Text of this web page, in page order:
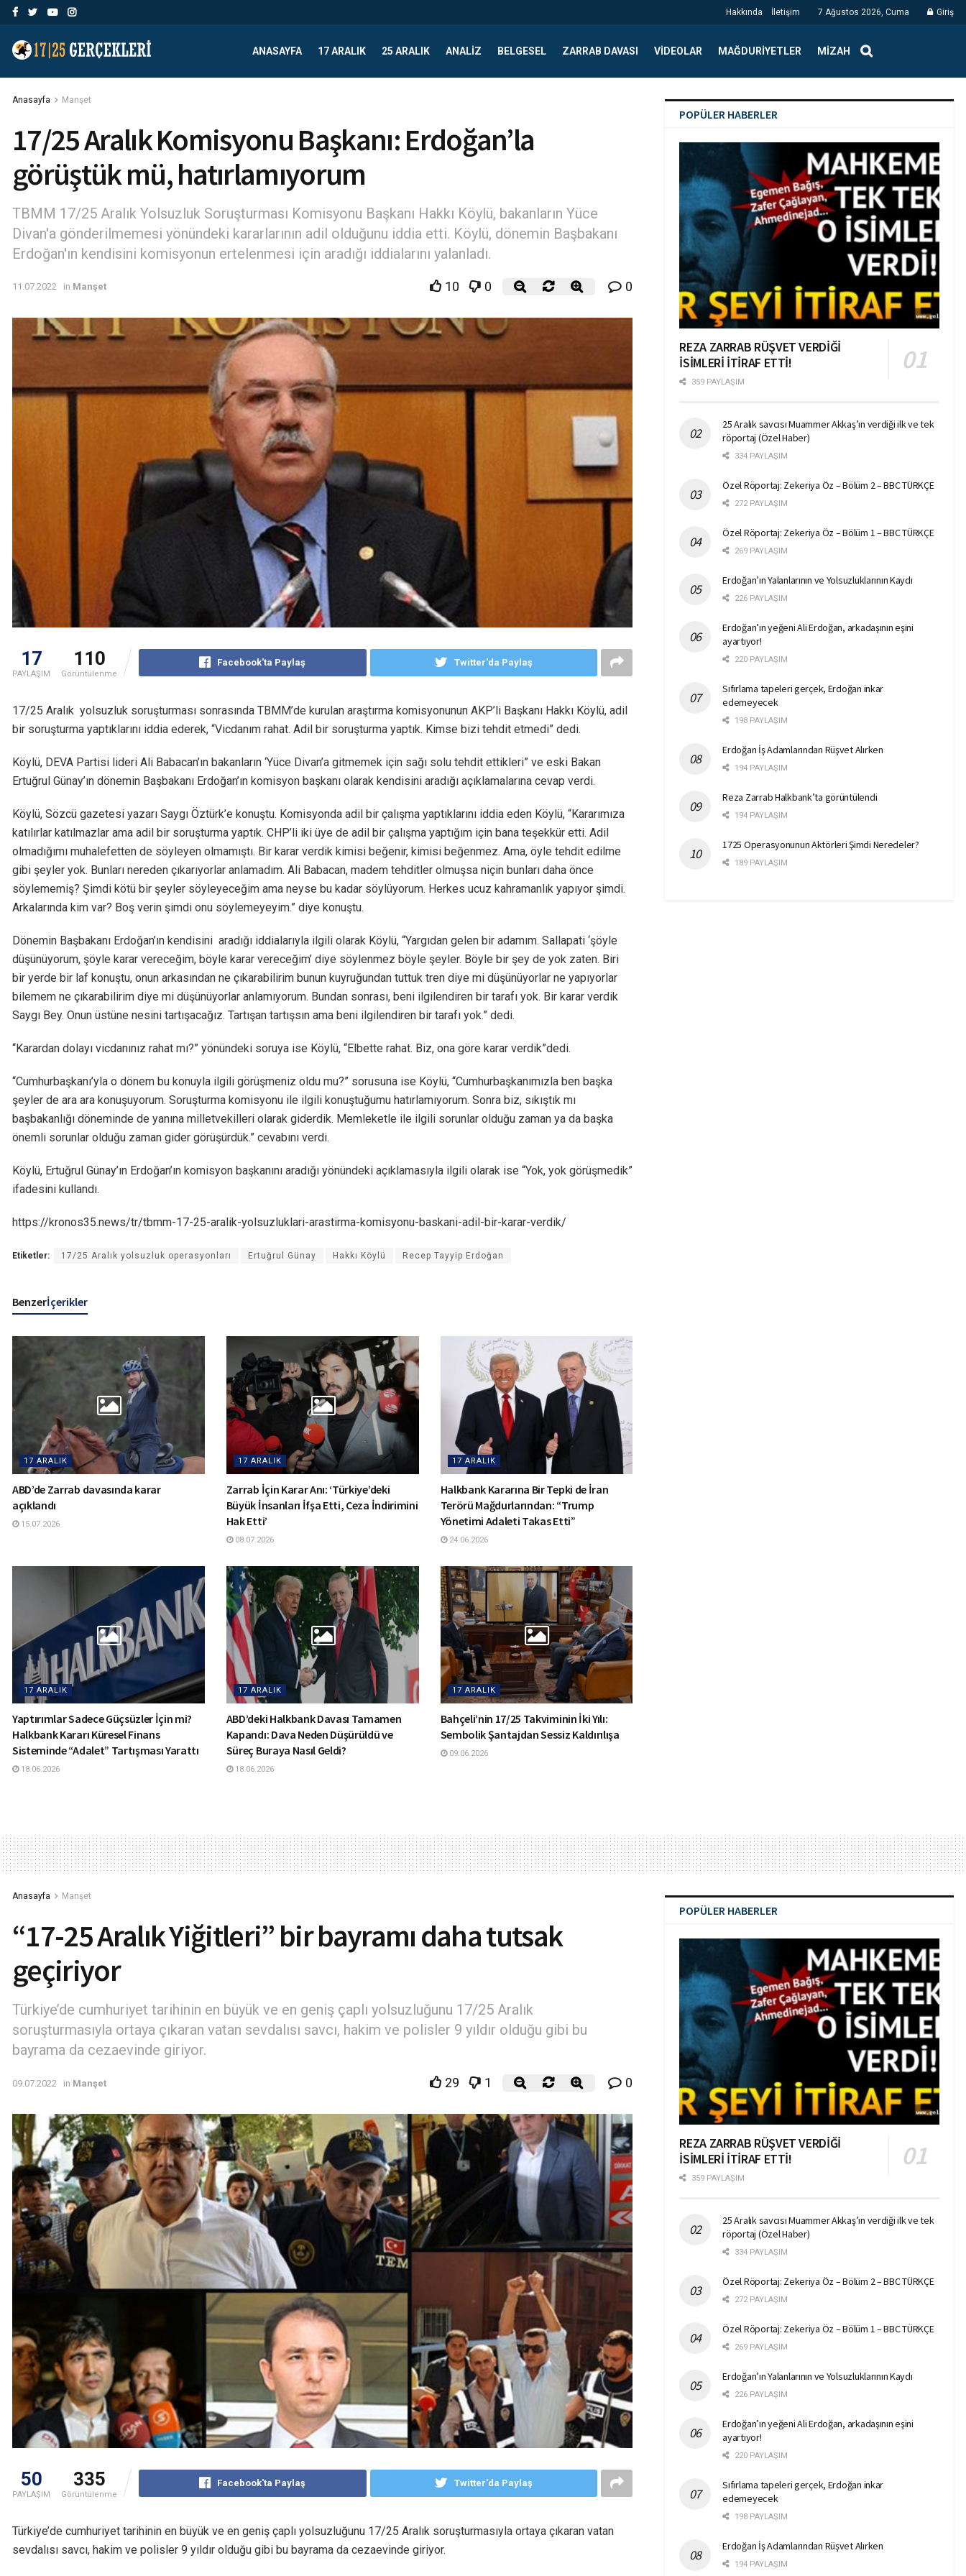
Hakkında İletişim 7 Ağustos 2026, Cuma Giriş
ANASAYFA 17 ARALIK 25 ARALIK ANALIZ BELGESEL ZARRAB DAVASI VIDEOLAR MAĞDURIYETLER MIZAH
Anasayfa Manşet
17/25 Aralık Komisyonu Başkanı: Erdoğan’la
görüştük mü, hatırlamıyorum
TBMM 17/25 Aralık Yolsuzluk Soruşturması Komisyonu Başkanı Hakkı Köylü, bakanların Yüce
Divan'a gönderilmemesi yönündeki kararlarının adil olduğunu iddia etti. Köylü, dönemin Başbakanı
Erdoğan'ın kendisini komisyonun ertelenmesi için aradığı iddialarını yalanladı.
11.07.2022 in Manşet 10 0 0
17
PAYLAŞIM
110
Görüntülenme
Facebook'ta Paylaş Twitter'da Paylaş
17/25 Aralık yolsuzluk soruşturması sonrasında TBMM’de kurulan araştırma komisyonunun AKP’li Başkanı Hakkı Köylü, adil
bir soruşturma yaptıklarını iddia ederek, “Vicdanım rahat. Adil bir soruşturma yaptık. Kimse bizi tehdit etmedi” dedi.
Köylü, DEVA Partisi lideri Ali Babacan’ın bakanların ‘Yüce Divan’a gitmemek için sağı solu tehdit ettikleri” ve eski Bakan
Ertuğrul Günay’ın dönemin Başbakanı Erdoğan’ın komisyon başkanı olarak kendisini aradığı açıklamalarına cevap verdi.
Köylü, Sözcü gazetesi yazarı Saygı Öztürk’e konuştu. Komisyonda adil bir çalışma yaptıklarını iddia eden Köylü, “Kararımıza
katılırlar katılmazlar ama adil bir soruşturma yaptık. CHP’li iki üye de adil bir çalışma yaptığım için bana teşekkür etti. Adil
olmadığımı muhalefetten de söyleyen olmamıştı. Bir karar verdik kimisi beğenir, kimisi beğenmez. Ama, öyle tehdit edilme
gibi şeyler yok. Bunları nereden çıkarıyorlar anlamadım. Ali Babacan, madem tehditler olmuşsa niçin bunları daha önce
söylememiş? Şimdi kötü bir şeyler söyleyeceğim ama neyse bu kadar söylüyorum. Herkes ucuz kahramanlık yapıyor şimdi.
Arkalarında kim var? Boş verin şimdi onu söylemeyeyim.” diye konuştu.
Dönemin Başbakanı Erdoğan’ın kendisini aradığı iddialarıyla ilgili olarak Köylü, “Yargıdan gelen bir adamım. Sallapati ‘şöyle
düşünüyorum, şöyle karar vereceğim, böyle karar vereceğim’ diye söylenmez böyle şeyler. Böyle bir şey de yok zaten. Biri
bir yerde bir laf konuştu, onun arkasından ne çıkarabilirim bunun kuyruğundan tuttuk tren diye mi düşünüyorlar ne yapıyorlar
bilemem ne çıkarabilirim diye mi düşünüyorlar anlamıyorum. Bundan sonrası, beni ilgilendiren bir tarafı yok. Bir karar verdik
Saygı Bey. Onun üstüne nesini tartışacağız. Tartışan tartışsın ama beni ilgilendiren bir tarafı yok.” dedi.
“Karardan dolayı vicdanınız rahat mı?” yönündeki soruya ise Köylü, “Elbette rahat. Biz, ona göre karar verdik”dedi.
“Cumhurbaşkanı’yla o dönem bu konuyla ilgili görüşmeniz oldu mu?” sorusuna ise Köylü, “Cumhurbaşkanımızla ben başka
şeyler de ara ara konuşuyorum. Soruşturma komisyonu ile ilgili konuştuğumu hatırlamıyorum. Sonra biz, sıkıştık mı
başbakanlığı döneminde de yanına milletvekilleri olarak giderdik. Memleketle ile ilgili sorunlar olduğu zaman ya da başka
önemli sorunlar olduğu zaman gider görüşürdük.” cevabını verdi.
Köylü, Ertuğrul Günay’ın Erdoğan’ın komisyon başkanını aradığı yönündeki açıklamasıyla ilgili olarak ise “Yok, yok görüşmedik”
ifadesini kullandı.
https://kronos35.news/tr/tbmm-17-25-aralik-yolsuzluklari-arastirma-komisyonu-baskani-adil-bir-karar-verdik/
Etiketler: 17/25 Aralık yolsuzluk operasyonları Ertuğrul Günay Hakkı Köylü Recep Tayyip Erdoğan
Benzerİçerikler
17 ARALIK
ABD’de Zarrab davasında karar
açıklandı
15.07.2026
17 ARALIK
Zarrab İçin Karar Anı: ‘Türkiye’deki
Büyük İnsanları İfşa Etti, Ceza İndirimini
Hak Etti’
08.07.2026
17 ARALIK
Halkbank Kararına Bir Tepki de İran
Terörü Mağdurlarından: “Trump
Yönetimi Adaleti Takas Etti”
24.06.2026
17 ARALIK
Yaptırımlar Sadece Güçsüzler İçin mi?
Halkbank Kararı Küresel Finans
Sisteminde “Adalet” Tartışması Yarattı
18.06.2026
17 ARALIK
ABD’deki Halkbank Davası Tamamen
Kapandı: Dava Neden Düşürüldü ve
Süreç Buraya Nasıl Geldi?
18.06.2026
17 ARALIK
Bahçeli’nin 17/25 Takviminin İki Yılı:
Sembolik Şantajdan Sessiz Kaldırılışa
09.06.2026
POPÜLER HABERLER
REZA ZARRAB RÜŞVET VERDİĞİ
İSİMLERİ İTİRAF ETTİ!
359 PAYLAŞIM
25 Aralık savcısı Muammer Akkaş’ın verdiği ilk ve tek
röportaj (Özel Haber)
334 PAYLAŞIM
Özel Röportaj: Zekeriya Öz – Bölüm 2 – BBC TÜRKÇE
272 PAYLAŞIM
Özel Röportaj: Zekeriya Öz – Bölüm 1 – BBC TÜRKÇE
269 PAYLAŞIM
Erdoğan’ın Yalanlarının ve Yolsuzluklarının Kaydı
226 PAYLAŞIM
Erdoğan’ın yeğeni Ali Erdoğan, arkadaşının eşini
ayartıyor!
220 PAYLAŞIM
Sıfırlama tapeleri gerçek, Erdoğan inkar
edemeyecek
198 PAYLAŞIM
Erdoğan İş Adamlarından Rüşvet Alırken
194 PAYLAŞIM
Reza Zarrab Halkbank’ta görüntülendi
194 PAYLAŞIM
1725 Operasyonunun Aktörleri Şimdi Neredeler?
189 PAYLAŞIM
Anasayfa Manşet
“17-25 Aralık Yiğitleri” bir bayramı daha tutsak
geçiriyor
Türkiye’de cumhuriyet tarihinin en büyük ve en geniş çaplı yolsuzluğunu 17/25 Aralık
soruşturmasıyla ortaya çıkaran vatan sevdalısı savcı, hakim ve polisler 9 yıldır olduğu gibi bu
bayrama da cezaevinde giriyor.
09.07.2022 in Manşet 29 1 0
50
PAYLAŞIM
335
Görüntülenme
Facebook'ta Paylaş Twitter'da Paylaş
Türkiye’de cumhuriyet tarihinin en büyük ve en geniş çaplı yolsuzluğunu 17/25 Aralık soruşturmasıyla ortaya çıkaran vatan
sevdalısı savcı, hakim ve polisler 9 yıldır olduğu gibi bu bayrama da cezaevinde giriyor.
POPÜLER HABERLER
REZA ZARRAB RÜŞVET VERDİĞİ
İSİMLERİ İTİRAF ETTİ!
359 PAYLAŞIM
25 Aralık savcısı Muammer Akkaş’ın verdiği ilk ve tek
röportaj (Özel Haber)
334 PAYLAŞIM
Özel Röportaj: Zekeriya Öz – Bölüm 2 – BBC TÜRKÇE
272 PAYLAŞIM
Özel Röportaj: Zekeriya Öz – Bölüm 1 – BBC TÜRKÇE
269 PAYLAŞIM
Erdoğan’ın Yalanlarının ve Yolsuzluklarının Kaydı
226 PAYLAŞIM
Erdoğan’ın yeğeni Ali Erdoğan, arkadaşının eşini
ayartıyor!
220 PAYLAŞIM
Sıfırlama tapeleri gerçek, Erdoğan inkar
edemeyecek
198 PAYLAŞIM
Erdoğan İş Adamlarından Rüşvet Alırken
194 PAYLAŞIM